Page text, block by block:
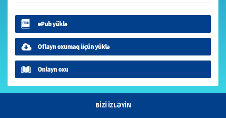
ePub yüklə
Oflayn oxumaq üçün yüklə
Onlayn oxu
BİZİ İZLƏYİN